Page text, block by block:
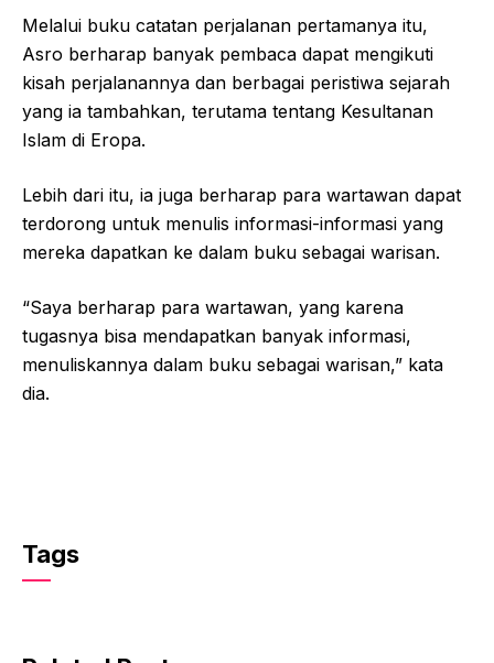
Melalui buku catatan perjalanan pertamanya itu,
Asro berharap banyak pembaca dapat mengikuti
kisah perjalanannya dan berbagai peristiwa sejarah
yang ia tambahkan, terutama tentang Kesultanan
Islam di Eropa.
Lebih dari itu, ia juga berharap para wartawan dapat
terdorong untuk menulis informasi-informasi yang
mereka dapatkan ke dalam buku sebagai warisan.
“Saya berharap para wartawan, yang karena
tugasnya bisa mendapatkan banyak informasi,
menuliskannya dalam buku sebagai warisan,” kata
dia.
Tags